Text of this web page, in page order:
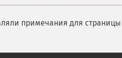
примечания для страницы